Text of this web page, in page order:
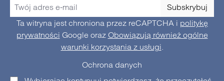
Subskrybuj
Ta witryna jest chroniona przez reCAPTCHA i politykę
prywatności Google oraz Obowiązują również ogólne
warunki korzystania z usługi.
Ochrona danych